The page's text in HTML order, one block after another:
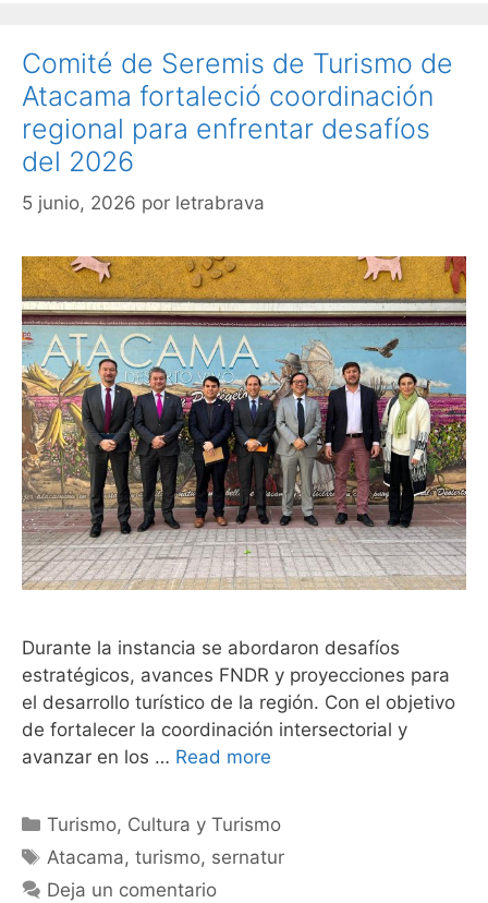
Comité de Seremis de Turismo de
Atacama fortaleció coordinación
regional para enfrentar desafíos
del 2026
5 junio, 2026 por letrabrava
Durante la instancia se abordaron desafíos
estratégicos, avances FNDR y proyecciones para
el desarrollo turístico de la región. Con el objetivo
de fortalecer la coordinación intersectorial y
avanzar en los … Read more
Turismo, Cultura y Turismo
Atacama,turismo, sernatur
Deja un comentario